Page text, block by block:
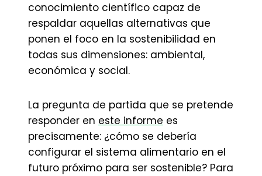
conocimiento científico capaz de
respaldar aquellas alternativas que
ponen el foco en la sostenibilidad en
todas sus dimensiones: ambiental,
económica y social.
La pregunta de partida que se pretende
responder en este informe es
precisamente: ¿cómo se debería
configurar el sistema alimentario en el
futuro próximo para ser sostenible? Para